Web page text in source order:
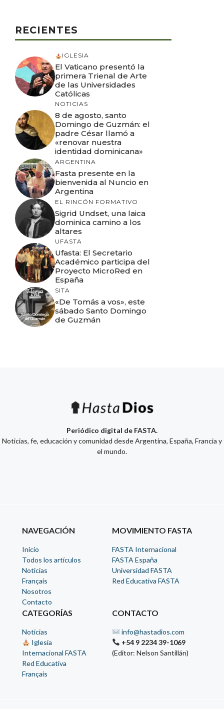
RECIENTES
IGLESIA
El Vaticano presentó la
primera Trienal de Arte
de las Universidades
Católicas
NOTICIAS
8 de agosto, santo
Domingo de Guzmán: el
padre César llamó a
«renovar nuestra
identidad dominicana»
ARGENTINA
Fasta presente en la
bienvenida al Nuncio en
Argentina
EL RINCÓN FORMATIVO
Sigrid Undset, una laica
dominica camino a los
altares
UFASTA
Ufasta: El Secretario
Académico participa del
Proyecto MicroRed en
España
SITA
«De Tomás a vos», este
sábado Santo Domingo
de Guzmán
Periódico digital de FASTA.
Noticias, fe, educación y comunidad desde Argentina, España, Francia y
el mundo.
NAVEGACIÓN
Inicio
Todos los artículos
Noticias
Français
Nosotros
Contacto
MOVIMIENTO FASTA
FASTA Internacional
FASTA España
Universidad FASTA
Red Educativa FASTA
CATEGORÍAS
Noticias
Iglesia
Internacional FASTA
Red Educativa
Français
CONTACTO
info@hastadios.com
+54 9 2234 39-1069
(Editor: Nelson Santillán)